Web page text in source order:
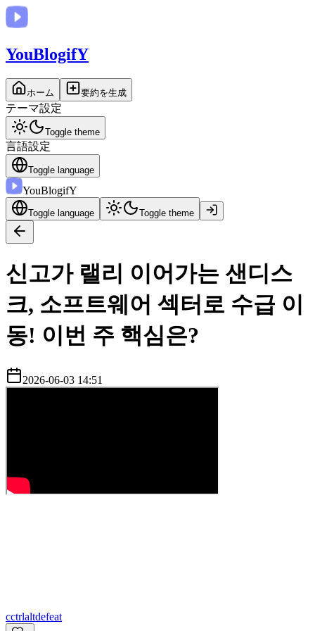
YouBlogifY
ホーム 要約を生成
テーマ設定
Toggle theme
言語設定
Toggle language
YouBlogifY
Toggle language Toggle theme
신고가 랠리 이어가는 샌디스
크, 소프트웨어 섹터로 수급 이
동! 이번 주 핵심은?
2026-06-03 14:51
cctrlaltdefeat